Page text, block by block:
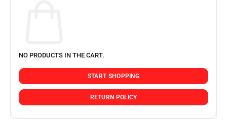
NO PRODUCTS IN THE CART.
START SHOPPING
RETURN POLICY